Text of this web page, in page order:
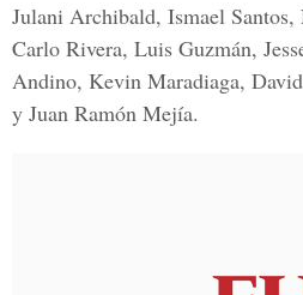
Julani Archibald, Ismael Santos,
Carlo Rivera, Luis Guzmán,
Andino, Kevin Maradiaga,
y Juan Ramón Mejía.